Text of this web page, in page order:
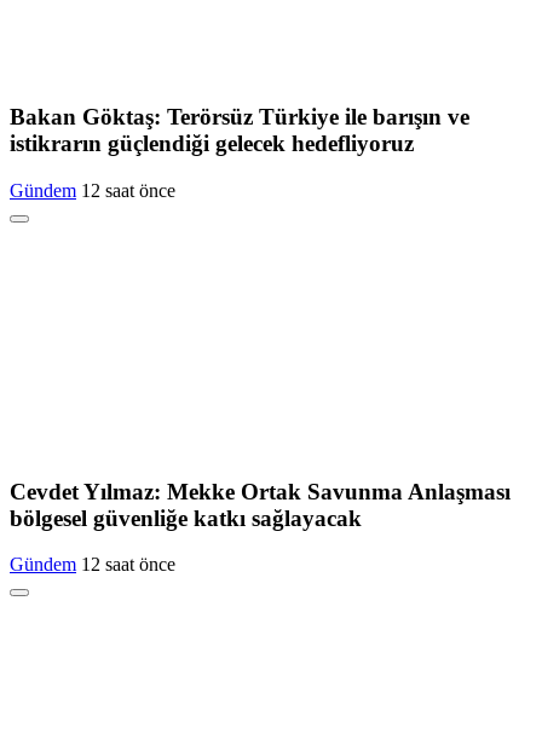
Bakan Göktaş: Terörsüz Türkiye ile barışın ve
istikrarın güçlendiği gelecek hedefliyoruz
Gündem 12 saat önce
Cevdet Yılmaz: Mekke Ortak Savunma Anlaşması
bölgesel güvenliğe katkı sağlayacak
Gündem 12 saat önce